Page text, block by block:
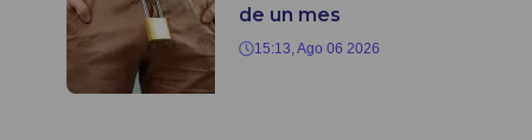
de un mes
15:13, Ago 06 2026